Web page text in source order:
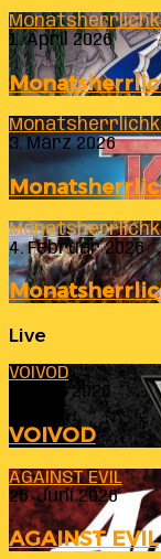
1. April 2026
3. März 2026
4. Februar 2026
Live
VOIVOD
23. Juli 2026
VOIVOD
AGAINST EVIL
26. Juni 2026
AGAINST EVIL